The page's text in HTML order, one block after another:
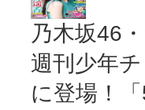
乃木坂46
週刊少年
に登場！